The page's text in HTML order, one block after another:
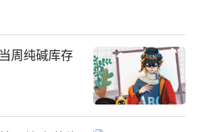
周纯碱库存